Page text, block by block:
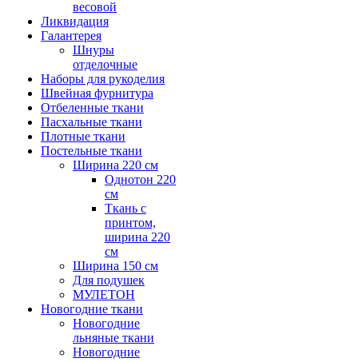
весовой
Ликвидация
Галантерея
Шнуры
отделочные
Наборы для рукоделия
Швейная фурнитура
Отбеленные ткани
Пасхальные ткани
Плотные ткани
Постельные ткани
Ширина 220 см
Однотон 220
см
Ткань с
принтом,
ширина 220
см
Ширина 150 см
Для подушек
МУЛЕТОН
Новогодние ткани
Новогодние
льняные ткани
Новогодние